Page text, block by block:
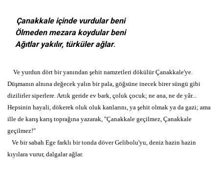
Çanakkale içinde vurdular beni
Ölmeden mezara koydular beni
Ağıtlar yakılır, türküler ağlar.
Ve yurdun dört bir yanından şehit namzetleri dökülür Çanakkale'ye.
Düşmanın alnına değecek yalın bir pala, göğsüne inecek birer süngü gibi
dizilirler siperlere. Artık geride ev bark, çoluk çocuk; ne ana, ne de yâr...
Hepsinin hayali, dökerek oluk oluk kanlarını, ya şehit olmak ya da gazi; ama
ille de karış karış toprağına yazarak, "Çanakkale geçilmez, Çanakkale
geçilmez!"
Ve bir sabah Ege farklı bir tonda döver Gelibolu'yu, deniz hazin hazin
kıyılara vurur, dalgalar ağlar.